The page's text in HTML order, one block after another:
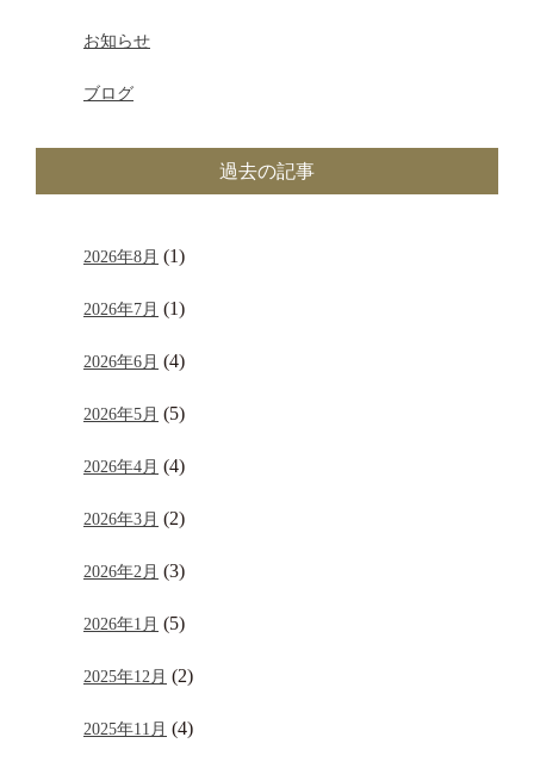
お知らせ
ブログ
過去の記事
2026年8月 (1)
2026年7月 (1)
2026年6月 (4)
2026年5月 (5)
2026年4月 (4)
2026年3月 (2)
2026年2月 (3)
2026年1月 (5)
2025年12月 (2)
2025年11月 (4)